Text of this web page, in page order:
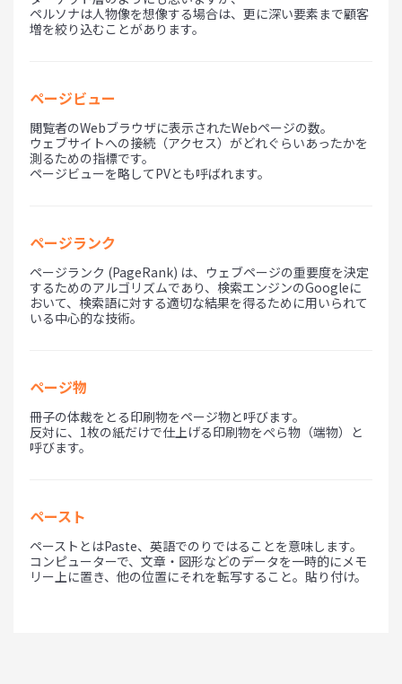
ペルソナは人物像を想像する場合は、更に深い要素まで顧客
増を絞り込むことがあります。
ページビュー
閲覧者のWebブラウザに表示されたWebページの数。
ウェブサイトへの接続（アクセス）がどれぐらいあったかを
測るための指標です。
ページビューを略してPVとも呼ばれます。
ページランク
ページランク (PageRank) は、ウェブページの重要度を決定
するためのアルゴリズムであり、検索エンジンのGoogleに
おいて、検索語に対する適切な結果を得るために用いられて
いる中心的な技術。
ページ物
冊子の体裁をとる印刷物をページ物と呼びます。
反対に、1枚の紙だけで仕上げる印刷物をぺら物（端物）と
呼びます。
ペースト
ペーストとはPaste、英語でのりではることを意味します。
コンピューターで、文章・図形などのデータを一時的にメモ
リー上に置き、他の位置にそれを転写すること。貼り付け。